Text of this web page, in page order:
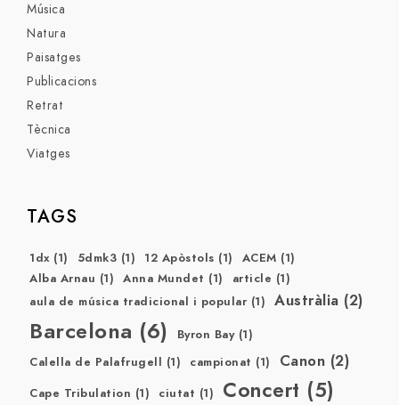
Música
Natura
Paisatges
Publicacions
Retrat
Tècnica
Viatges
TAGS
1dx(1) 5dmk3 (1) 12 Apòstols (1) ACEM (1)
Alba Arnau (1) Anna Mundet (1) article (1)
aula de música tradicional i popular (1) Austràlia (2)
Barcelona (6) Byron Bay(1)
Calella de Palafrugell (1) campionat (1) Canon (2)
Cape Tribulation (1) ciutat (1) Concert (5)